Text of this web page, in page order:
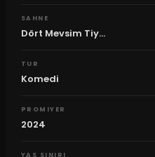
SAHNE
Dört Mevsim Tiy...
TUR
Komedi
PROMIYER
2024
YAS SINIRI